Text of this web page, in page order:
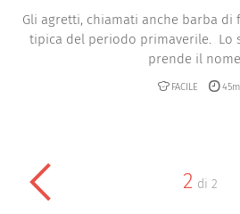
Gli agretti, chiamati anche barba di
tipica del periodo primaverile. Lo
prende il nome
FACILE 45m
2 di 2